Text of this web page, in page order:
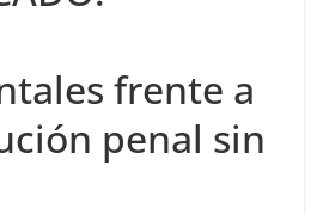
frente a
penal sin